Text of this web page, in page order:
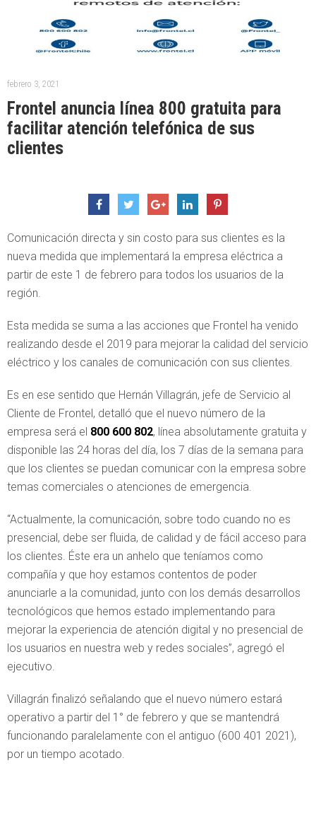
febrero 3, 2021
Frontel anuncia línea 800 gratuita para
facilitar atención telefónica de sus
clientes
Comunicación directa y sin costo para sus clientes es la
nueva medida que implementará la empresa eléctrica a
partir de este 1 de febrero para todos los usuarios de la
región.
Esta medida se suma a las acciones que Frontel ha venido
realizando desde el 2019 para mejorar la calidad del servicio
eléctrico y los canales de comunicación con sus clientes.
Es en ese sentido que Hernán Villagrán, jefe de Servicio al
Cliente de Frontel, detalló que el nuevo número de la
empresa será el 800 600 802, línea absolutamente gratuita y
disponible las 24 horas del día, los 7 días de la semana para
que los clientes se puedan comunicar con la empresa sobre
temas comerciales o atenciones de emergencia.
“Actualmente, la comunicación, sobre todo cuando no es
presencial, debe ser fluida, de calidad y de fácil acceso para
los clientes. Éste era un anhelo que teníamos como
compañía y que hoy estamos contentos de poder
anunciarle a la comunidad, junto con los demás desarrollos
tecnológicos que hemos estado implementando para
mejorar la experiencia de atención digital y no presencial de
los usuarios en nuestra web y redes sociales”, agregó el
ejecutivo.
Villagrán finalizó señalando que el nuevo número estará
operativo a partir del 1° de febrero y que se mantendrá
funcionando paralelamente con el antiguo (600 401 2021),
por un tiempo acotado.